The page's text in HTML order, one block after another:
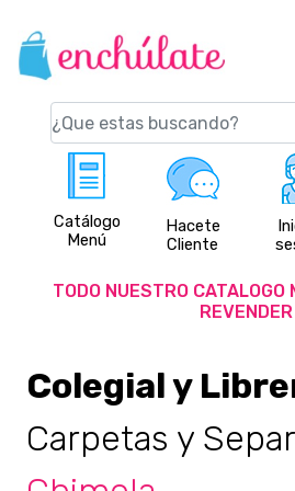
Catálogo
Menú
Hacete
Cliente
TODO NUESTRO CATALOGO
REVENDER
Colegial y
Carpetas y